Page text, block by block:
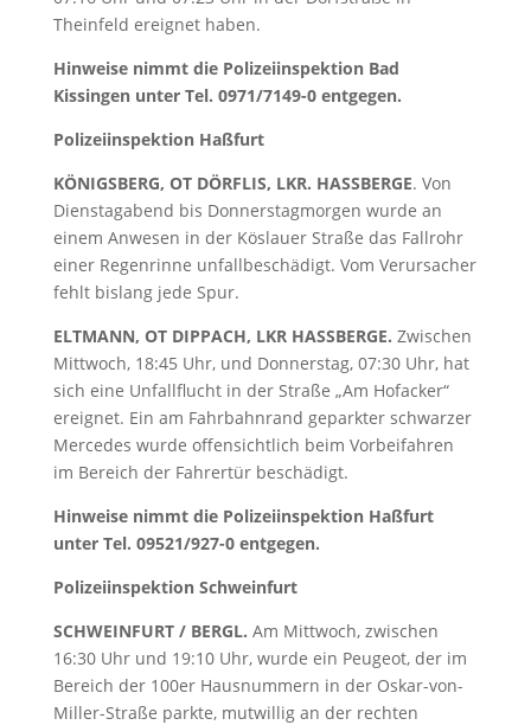
Theinfeld ereignet haben.
Hinweise nimmt die Polizeiinspektion Bad
Kissingen unter Tel. 0971/7149-0 entgegen.
Polizeiinspektion Haßfurt
KÖNIGSBERG, OT DÖRFLIS, LKR. HASSBERGE. Von
Dienstagabend bis Donnerstagmorgen wurde an
einem Anwesen in der Köslauer Straße das Fallrohr
einer Regenrinne unfallbeschädigt. Vom Verursacher
fehlt bislang jede Spur.
ELTMANN, OT DIPPACH, LKR HASSBERGE. Zwischen
Mittwoch, 18:45 Uhr, und Donnerstag, 07:30 Uhr, hat
sich eine Unfallflucht in der Straße „Am Hofacker“
ereignet. Ein am Fahrbahnrand geparkter schwarzer
Mercedes wurde offensichtlich beim Vorbeifahren
im Bereich der Fahrertür beschädigt.
Hinweise nimmt die Polizeiinspektion Haßfurt
unter Tel. 09521/927-0 entgegen.
Polizeiinspektion Schweinfurt
SCHWEINFURT / BERGL. Am Mittwoch, zwischen
16:30 Uhr und 19:10 Uhr, wurde ein Peugeot, der im
Bereich der 100er Hausnummern in der Oskar-von-
Miller-Straße parkte, mutwillig an der rechten